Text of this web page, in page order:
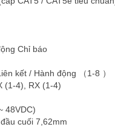
Chỉ báo
kết / Hành động （1-8 ）
(1-4), RX (1-4)
48VDC)
cuối 7,62mm